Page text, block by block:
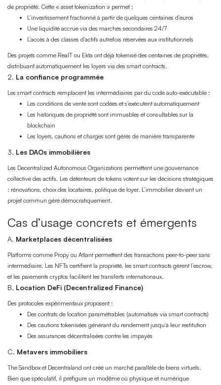
de propriété. Cette « asset tokenization » permet :
L’investissement fractionné à partir de quelques centaines d’euros
Une liquidité accrue via des marchés secondaires 24/7
L’accès à des classes d’actifs autrefois réservées aux institutionnels
Des projets comme RealT ou Ekta ont déjà tokenisé des centaines de propriétés,
distribuant automatiquement les loyers via des smart contracts.
2. La confiance programmée
Les smart contracts remplacent les intermédiaires par du code auto-exécutable :
Les conditions de vente sont codées et s’exécutent automatiquement
Les historiques de propriété sont immuables et consultables sur la
blockchain
Les loyers, cautions et charges sont gérés de manière transparente
3. Les DAOs immobilières
Les Decentralized Autonomous Organizations permettent une gouvernance
collective des actifs. Les détenteurs de tokens votent sur les décisions stratégiques
: rénovations, choix des locataires, politique de loyer. L’immobilier devient un
projet commun géré démocratiquement.
Cas d’usage concrets et émergents
A. Marketplaces décentralisées
Platforms comme Propy ou Atlant permettent des transactions peer-to-peer sans
intermédiaire. Les NFTs certifient la propriété, les smart contracts gèrent l’escrow,
et les paiements cryptos facilitent les transferts internationaux.
B. Location DeFi (Decentralized Finance)
Des protocoles expérimentaux proposent :
Des contrats de location paramétrables (automatisés via smart contracts)
Des cautions tokenisées générant du rendement jusqu’à leur restitution
Des assurances décentralisées contre les impayés
C. Metavers immobiliers
The Sandbox et Decentraland ont créé un marché parallèle de biens virtuels.
Bien que spéculatif, il préfigure un modême où physique et numérique